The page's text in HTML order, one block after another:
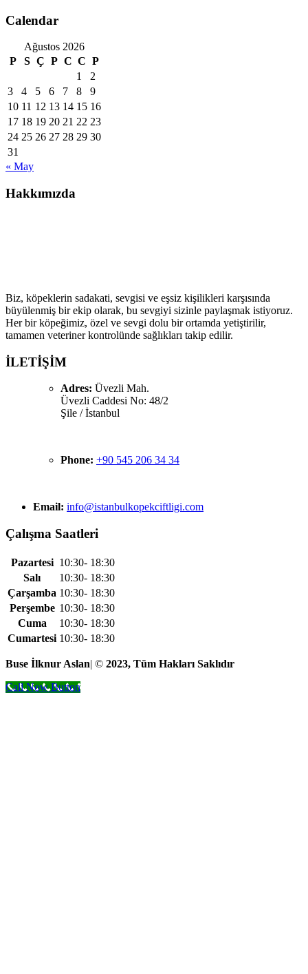
Calendar
Ağustos 2026
P
S Ç P C C P
1
2
3
4 5 6 7 8
9
10 11 12 13 14 15 16
17 18 19 20 21 22 23
24 25 26 27 28 29 30
31
« May
Hakkımızda
Biz, köpeklerin sadakati, sevgisi ve eşsiz kişilikleri karşısında
büyülenmiş bir ekip olarak, bu sevgiyi sizinle paylaşmak istiyoruz.
Her bir köpeğimiz, özel ve sevgi dolu bir ortamda yetiştirilir,
tamamen veteriner kontrolünde sağlıkları takip edilir.
İLETİŞİM
Adres: Üvezli Mah.
Üvezli Caddesi No: 48/2
Şile / İstanbul
Phone: +90 545 206 34 34
Email: info@istanbulkopekciftligi.com
Çalışma Saatleri
Pazartesi 10:30- 18:30
Salı
10:30- 18:30
Çarşamba 10:30- 18:30
Perşembe 10:30- 18:30
Cuma
10:30- 18:30
Cumartesi 10:30- 18:30
Buse İlknur Aslan| © 2023, Tüm Hakları Saklıdır
Call Now Button